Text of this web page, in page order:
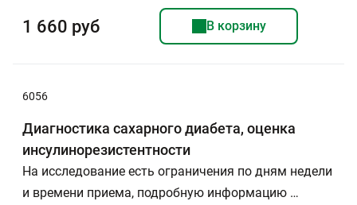
1 660 руб В корзину
6056
Диагностика сахарного диабета, оценка
инсулинорезистентности
На исследование есть ограничения по дням недели
и времени приема, подробную информацию …